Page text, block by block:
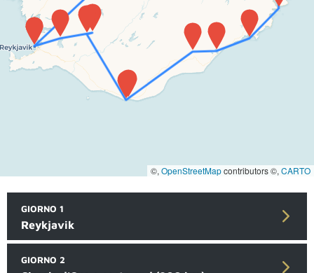
©, OpenStreetMapcontributors ©, CARTO
GIORNO 1
Reykjavik
GIORNO 2